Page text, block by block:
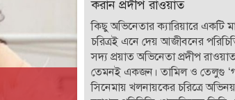
করান প্রদীপ রাওয়াত
কিছু অভিনেতার ক্যারিয়ারে একটি
চরিত্রই এনে দেয় আজীবনের
সদ্য প্রয়াত অভিনেতা প্রদীপ
তেমনই একজন। তামিল ও তেলুগু
সিনেমায় খলনায়কের চরিত্রে